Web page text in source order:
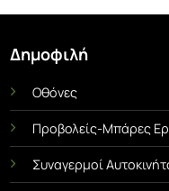
Δημοφιλή
Οθόνες
Προβολείς-Μπάρες
Συναγερμοί
Αντιχαρακτική
Ασπίδα του